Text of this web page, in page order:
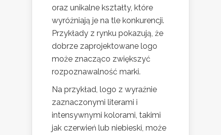
oraz unikalne kształty, które
wyróżniają je na tle konkurencji.
Przykłady z rynku pokazują, że
dobrze zaprojektowane logo
może znacząco zwiększyć
rozpoznawalność marki.
Na przykład, logo z wyraźnie
zaznaczonymi literami i
intensywnymi kolorami, takimi
jak czerwień lub niebieski, może